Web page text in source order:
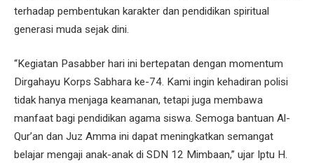
terhadap pembentukan karakter dan pendidikan spiritual
generasi muda sejak dini.
“Kegiatan Pasabber hari ini bertepatan dengan momentum
Dirgahayu Korps Sabhara ke-74. Kami ingin kehadiran polisi
tidak hanya menjaga keamanan, tetapi juga membawa
manfaat bagi pendidikan agama siswa. Semoga bantuan Al-
Qur’an dan Juz Amma ini dapat meningkatkan semangat
belajar mengaji anak-anak di SDN 12 Mimbaan,” ujar Iptu H.